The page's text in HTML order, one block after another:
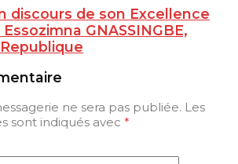
discours de son Excellence
GNASSINGBE,
ne sera pas publiée. Les
sont indiqués avec *